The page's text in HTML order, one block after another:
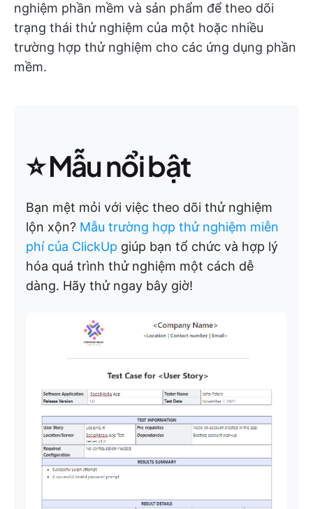
nghiệm phần mềm và sản phẩm để theo dõi
trạng thái thử nghiệm của một hoặc nhiều
trường hợp thử nghiệm cho các ứng dụng phần
mềm.
⭐ Mẫu nổi bật
Bạn mệt mỏi với việc theo dõi thử nghiệm
lộn xộn? Mẫu trường hợp thử nghiệm miễn
phí của ClickUp giúp bạn tổ chức và hợp lý
hóa quá trình thử nghiệm một cách dễ
dàng. Hãy thử ngay bây giờ!